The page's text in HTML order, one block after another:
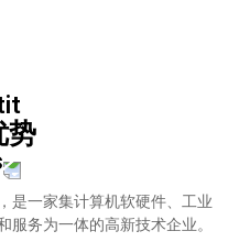
势
是一家集计算机软硬件、工业
服务为一体的高新技术企业。